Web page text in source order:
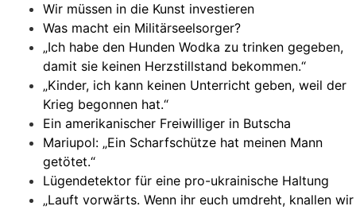
Wir müssen in die Kunst investieren
Was macht ein Militärseelsorger?
„Ich habe den Hunden Wodka zu trinken gegeben,
damit sie keinen Herzstillstand bekommen.“
„Kinder, ich kann keinen Unterricht geben, weil der
Krieg begonnen hat.“
Ein amerikanischer Freiwilliger in Butscha
Mariupol: „Ein Scharfschütze hat meinen Mann
getötet.“
Lügendetektor für eine pro-ukrainische Haltung
„Lauft vorwärts. Wenn ihr euch umdreht, knallen wir